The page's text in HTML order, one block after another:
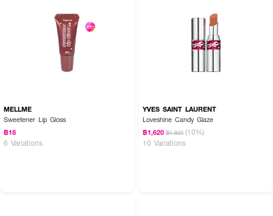
• Ceramide ป้องกันการสูญเสียน้ำ
• วิตามินซี ลดเลือนริ้วรอยร่องปากให้ดูตื้นขึ้น
• สาหร่ายสีน้ำตาลช่วยให้ริมฝีปากอวบอิ่ม เปล่งปลั่ง
• สูตรวีแกน 100% ปราศจากพาราเบนและแอลกอฮอล์
• ปริมาณสุทธิ: 2.5 กรัม
MELLME
Sweetener Lip Gloss
฿18
6 Variations
YVES SAINT LAURENT
Loveshine Candy Glaze
฿1,620 ฿1,800 (10%)
10 Variations